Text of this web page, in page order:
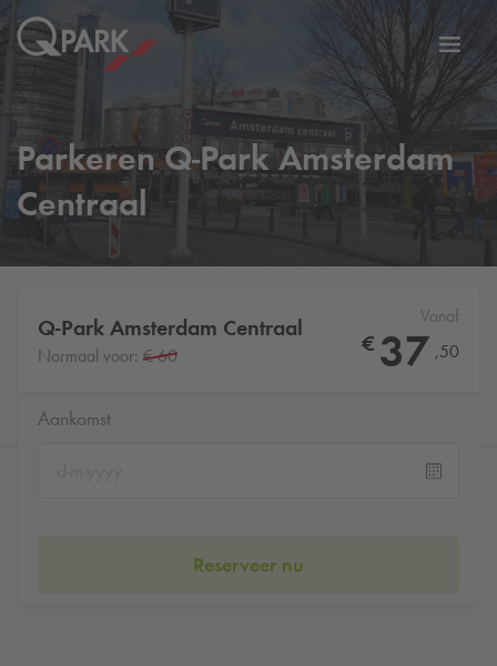
ParkerenQ-ParkAmsterdam
Centraal
Q-Park Amsterdam Centraal
Normaal voor: € 60
Vanaf
€ 37 ,50
Aankomst
Reserveer nu